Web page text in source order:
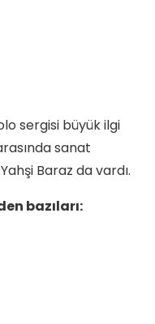
sergisi büyük ilgi
sanat
Baraz da vardı.
bazıları: